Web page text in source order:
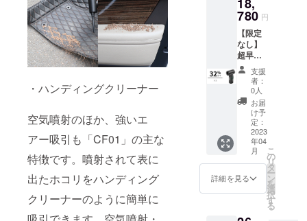
・ハンディングクリーナー
空気噴射のほか、強いエ
アー吸引も「CF01」の主な
特徴です。噴射されて表に
出たホコリをハンディング
クリーナーのように簡単に
ムノズ
ル×1 収
納巾着
×1 日本
語取扱
説明書
×1
×2
USB-A
to Type-
Cケーブ
ル×2 長
口ノズ
ル×2 細
口ノズ
ル×2
ビッグ
ノズル
×2 太口
ノズル
×2 ク
リー
ナーノ
780 円
【限定
なし】
超早割
32％OF
F！ミニ
クリー
ナー
「CF01
」×2 ※
送料無
料（日
本国内
限定）
内容
物：
「CF01
支援
者：
0人
お届
け予
定：
2023
年04
月
詳細を見る
こ
の
リ
タ
ー
ン
を
選
択
す
る